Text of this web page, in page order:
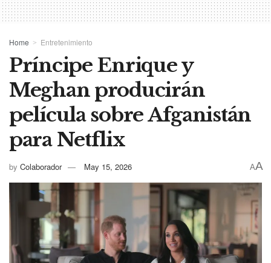
Home Entretenimiento
Príncipe Enrique y
Meghan producirán
película sobre Afganistán
para Netflix
by Colaborador May 15, 2026 AA